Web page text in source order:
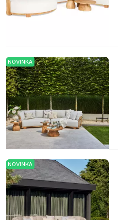
NOVINKA
NOVINKA